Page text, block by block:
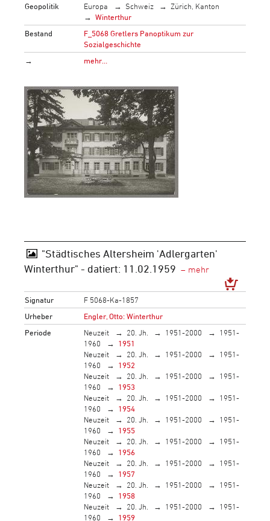
Geopolitik
Europa Schweiz
Zürich, Kanton
Winterthur
Bestand
F_5068 Gretlers Panoptikum zur
Sozialgeschichte
→
mehr…
"Städtisches Altersheim 'Adlergarten'
Winterthur" - datiert: 11.02.1959
Signatur
F 5068-Ka-1857
Urheber
Engler, Otto: Winterthur
Periode
Neuzeit 20. Jh. 1951-2000
1951-
1960
1951
Neuzeit
20. Jh. 1951-2000
1951-
1960
1952
Neuzeit
20. Jh. 1951-2000
1951-
1960
1953
Neuzeit
20. Jh. 1951-2000
1951-
1960
1954
Neuzeit
20. Jh. 1951-2000
1951-
1960
1955
Neuzeit
20. Jh. 1951-2000
1951-
1960
1956
Neuzeit
20. Jh. 1951-2000
1951-
1960
1957
Neuzeit
20. Jh. 1951-2000
1951-
1960
1958
Neuzeit
20. Jh. 1951-2000
1951-
1960
1959